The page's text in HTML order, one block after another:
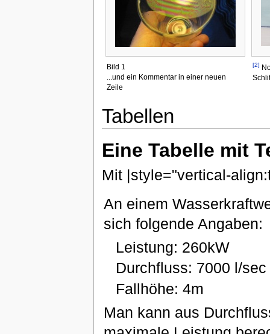
Bild 1
...und ein Kommentar in einer neuen
Zeile
[2]
Tabellen
Eine Tabelle mit
Mit |style="vertical-
An einem
sich folgende Angaben:
Leistung: 260kW
Durchfluss: 7000 l/sec
Fallhöhe: 4m
Man kann aus